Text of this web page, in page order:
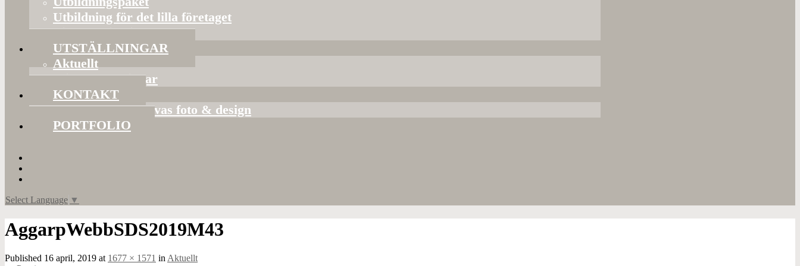
Utbildning för det lilla företaget
Bildorganisering
UTSTÄLLNINGAR
Aktuellt
Mina utställningar
KONTAKT
Presentkort hos Evas foto & design
PORTFOLIO
Select Language ▼
AggarpWebbSDS2019M43
Published 16 april, 2019 at 1677 × 1571 in Aktuellt